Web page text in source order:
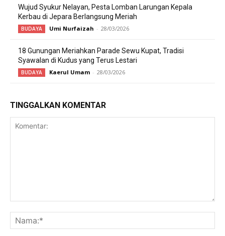
Wujud Syukur Nelayan, Pesta Lomban Larungan Kepala
Kerbau di Jepara Berlangsung Meriah
BUDAYA Umi Nurfaizah - 28/03/2026
18 Gunungan Meriahkan Parade Sewu Kupat, Tradisi
Syawalan di Kudus yang Terus Lestari
BUDAYA Kaerul Umam - 28/03/2026
TINGGALKAN KOMENTAR